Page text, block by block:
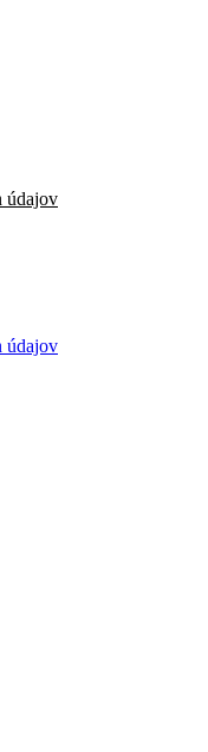
údajov
údajov